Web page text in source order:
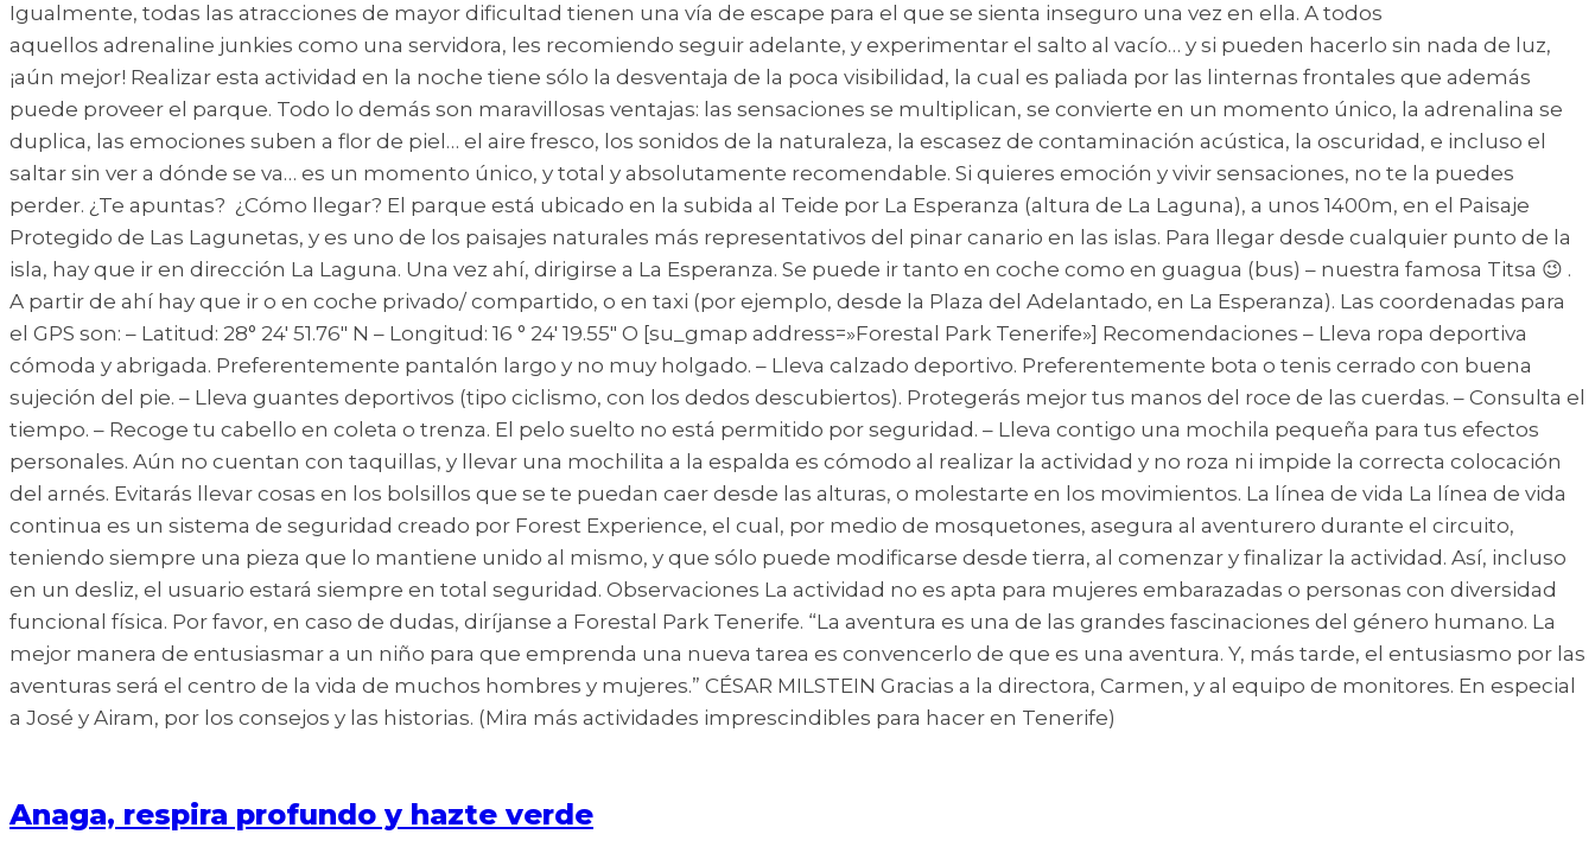
Igualmente, todas las atracciones de mayor dificultad tienen una vía de escape para el que se sienta inseguro una vez en ella. A todos
aquellos adrenaline junkies como una servidora, les recomiendo seguir adelante, y experimentar el salto al vacío… y si pueden hacerlo sin nada de luz,
¡aún mejor! Realizar esta actividad en la noche tiene sólo la desventaja de la poca visibilidad, la cual es paliada por las linternas frontales que además
puede proveer el parque. Todo lo demás son maravillosas ventajas: las sensaciones se multiplican, se convierte en un momento único, la adrenalina se
duplica, las emociones suben a flor de piel… el aire fresco, los sonidos de la naturaleza, la escasez de contaminación acústica, la oscuridad, e incluso el
saltar sin ver a dónde se va… es un momento único, y total y absolutamente recomendable. Si quieres emoción y vivir sensaciones, no te la puedes
perder. ¿Te apuntas? ¿Cómo llegar? El parque está ubicado en la subida al Teide por La Esperanza (altura de La Laguna), a unos 1400m, en el Paisaje
Protegido de Las Lagunetas, y es uno de los paisajes naturales más representativos del pinar canario en las islas. Para llegar desde cualquier punto de la
isla, hay que ir en dirección La Laguna. Una vez ahí, dirigirse a La Esperanza. Se puede ir tanto en coche como en guagua (bus) – nuestra famosa Titsa 😉 .
A partir de ahí hay que ir o en coche privado/ compartido, o en taxi (por ejemplo, desde la Plaza del Adelantado, en La Esperanza). Las coordenadas para
el GPS son: – Latitud: 28° 24′ 51.76″ N – Longitud: 16 ° 24′ 19.55″ O [su_gmap address=»Forestal Park Tenerife»] Recomendaciones – Lleva ropa deportiva
cómoda y abrigada. Preferentemente pantalón largo y no muy holgado. – Lleva calzado deportivo. Preferentemente bota o tenis cerrado con buena
sujeción del pie. – Lleva guantes deportivos (tipo ciclismo, con los dedos descubiertos). Protegerás mejor tus manos del roce de las cuerdas. – Consulta el
tiempo. – Recoge tu cabello en coleta o trenza. El pelo suelto no está permitido por seguridad. – Lleva contigo una mochila pequeña para tus efectos
personales. Aún no cuentan con taquillas, y llevar una mochilita a la espalda es cómodo al realizar la actividad y no roza ni impide la correcta colocación
del arnés. Evitarás llevar cosas en los bolsillos que se te puedan caer desde las alturas, o molestarte en los movimientos. La línea de vida La línea de vida
continua es un sistema de seguridad creado por Forest Experience, el cual, por medio de mosquetones, asegura al aventurero durante el circuito,
teniendo siempre una pieza que lo mantiene unido al mismo, y que sólo puede modificarse desde tierra, al comenzar y finalizar la actividad. Así, incluso
en un desliz, el usuario estará siempre en total seguridad. Observaciones La actividad no es apta para mujeres embarazadas o personas con diversidad
funcional física. Por favor, en caso de dudas, diríjanse a Forestal Park Tenerife. “La aventura es una de las grandes fascinaciones del género humano. La
mejor manera de entusiasmar a un niño para que emprenda una nueva tarea es convencerlo de que es una aventura. Y, más tarde, el entusiasmo por las
aventuras será el centro de la vida de muchos hombres y mujeres.” CÉSAR MILSTEIN Gracias a la directora, Carmen, y al equipo de monitores. En especial
a José y Airam, por los consejos y las historias. (Mira más actividades imprescindibles para hacer en Tenerife)
Anaga, respira profundo y hazte verde